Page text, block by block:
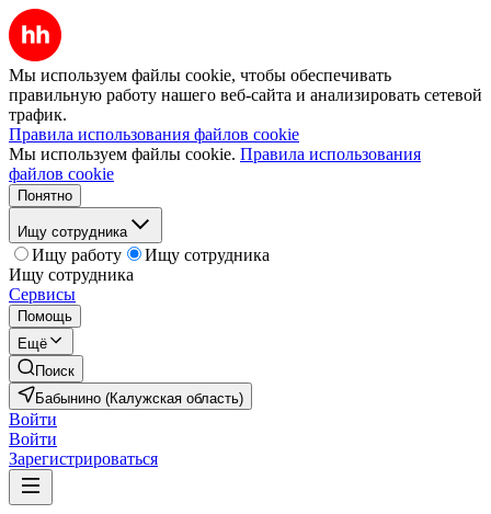
Мы используем файлы cookie, чтобы обеспечивать
правильную работу нашего веб-сайта и анализировать сетевой
трафик.
Правила использования файлов cookie
Мы используем файлы cookie. Правила использования
файлов cookie
Понятно
Ищу сотрудника
Ищу работу
Ищу сотрудника
Ищу сотрудника
Сервисы
Помощь
Ещё
Поиск
Бабынино (Калужская область)
Войти
Войти
Зарегистрироваться